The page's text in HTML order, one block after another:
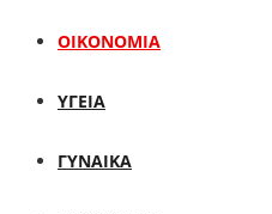
ΟΙΚΟΝΟΜΙΑ
ΥΓΕΙΑ
ΓΥΝΑΙΚΑ